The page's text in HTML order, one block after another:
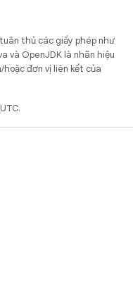
thủ các giấy phép như
và OpenJDK là nhãn hiệu
đơn vị liên kết của